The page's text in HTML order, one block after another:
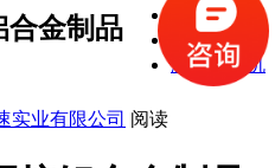
激光焊接机
激光打标机
激光切割机
合金制品
实业有限公司 阅读